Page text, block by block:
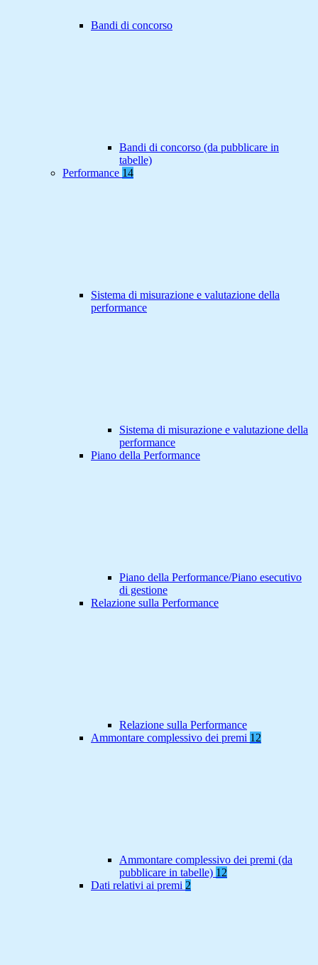
Bandi di concorso
Bandi di concorso (da pubblicare in
tabelle)
Performance 14
Sistema di misurazione e valutazione della
performance
Sistema di misurazione e valutazione della
performance
Piano della Performance
Piano della Performance/Piano esecutivo
di gestione
Relazione sulla Performance
Relazione sulla Performance
Ammontare complessivo dei premi 12
Ammontare complessivo dei premi (da
pubblicare in tabelle) 12
Dati relativi ai premi 2